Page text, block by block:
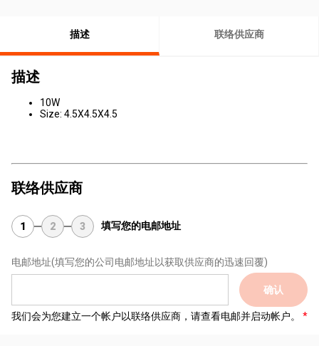
描述 联络供应商
描述
10W
Size: 4.5X4.5X4.5
联络供应商
1 2 3 填写您的电邮地址
电邮地址(填写您的公司电邮地址以获取供应商的迅速回覆)
确认
我们会为您建立一个帐户以联络供应商，请查看电邮并启动帐户。